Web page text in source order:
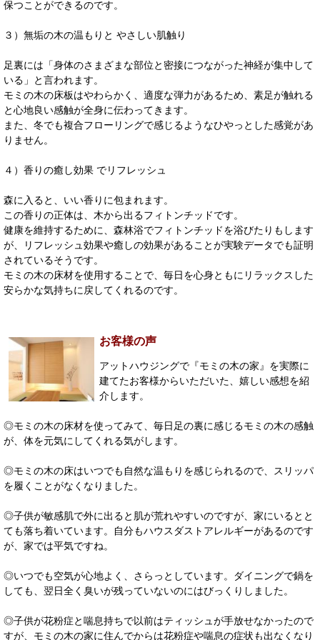
保つことができるのです。
３）無垢の木の温もりと やさしい肌触り
足裏には「身体のさまざまな部位と密接につながった神経が集中して
いる」と言われます。
モミの木の床板はやわらかく、適度な弾力があるため、素足が触れる
と心地良い感触が全身に伝わってきます。
また、冬でも複合フローリングで感じるようなひやっとした感覚があ
りません。
４）香りの癒し効果 でリフレッシュ
森に入ると、いい香りに包まれます。
この香りの正体は、木から出るフィトンチッドです。
健康を維持するために、森林浴でフィトンチッドを浴びたりもします
が、リフレッシュ効果や癒しの効果があることが実験データでも証明
されているそうです。
モミの木の床材を使用することで、毎日を心身ともにリラックスした
安らかな気持ちに戻してくれるのです。
お客様の声
アットハウジングで『モミの木の家』を実際に
建てたお客様からいただいた、嬉しい感想を紹
介します。
◎モミの木の床材を使ってみて、毎日足の裏に感じるモミの木の感触
が、体を元気にしてくれる気がします。
◎モミの木の床はいつでも自然な温もりを感じられるので、スリッパ
を履くことがなくなりました。
◎子供が敏感肌で外に出ると肌が荒れやすいのですが、家にいるとと
ても落ち着いています。自分もハウスダストアレルギーがあるのです
が、家では平気ですね。
◎いつでも空気が心地よく、さらっとしています。ダイニングで鍋を
しても、翌日全く臭いが残っていないのにはびっくりしました。
◎子供が花粉症と喘息持ちで以前はティッシュが手放せなかったので
すが、モミの木の家に住んでからは花粉症や喘息の症状も出なくなり